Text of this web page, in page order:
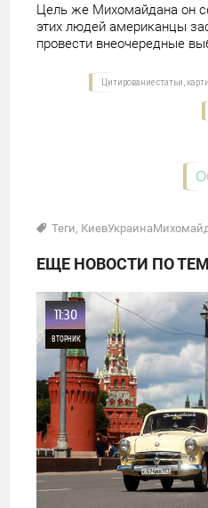
Цель же Михомайдана он
этих людей американцы
провести внеочередные
Цитирование статьи,
Теги,
ЕЩЕ НОВОСТИ ПО
11:30
ВТОРНИК
0